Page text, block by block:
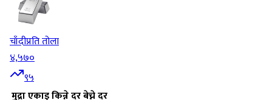
चाँदीप्रति तोला
४,५७०
९५
मुद्राएकाइकिन्ने दरबेच्ने दर